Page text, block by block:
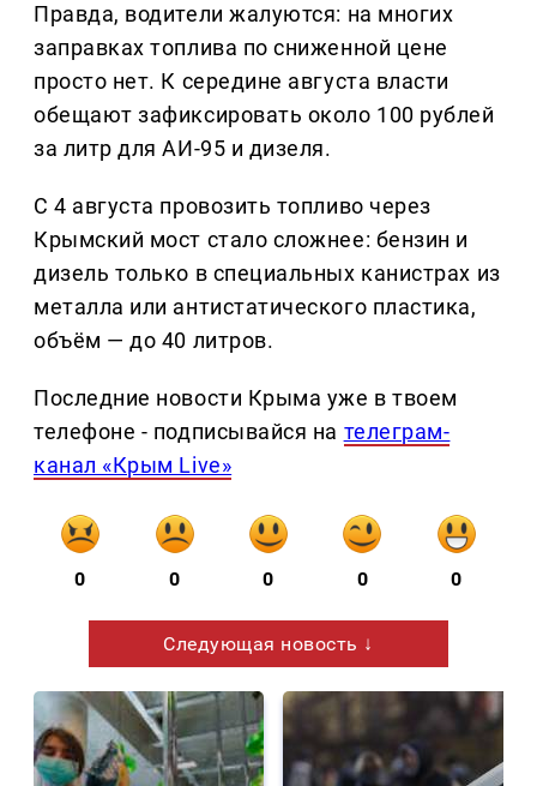
Правда, водители жалуются: на многих
заправках топлива по сниженной цене
просто нет. К середине августа власти
обещают зафиксировать около 100 рублей
за литр для АИ-95 и дизеля.
С 4 августа провозить топливо через
Крымский мост стало сложнее: бензин и
дизель только в специальных канистрах из
металла или антистатического пластика,
объём — до 40 литров.
Последние новости Крыма уже в твоем
телефоне - подписывайся на телеграм-
канал «Крым Live»
0 0 0 0 0
Следующая новость ↓